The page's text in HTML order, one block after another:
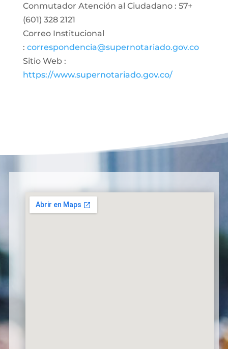
Conmutador Atención al Ciudadano : 57+
(601) 328 2121
Correo Institucional
: correspondencia@supernotariado.gov.co
Sitio Web :
https://www.supernotariado.gov.co/